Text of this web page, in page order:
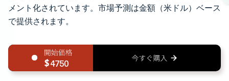
メント化されています。市場予測は金額（米ドル）ベース
で提供されます。
4750